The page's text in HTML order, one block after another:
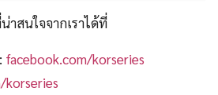
าสนใจจากเราได้ที่
: facebook.com/korseries